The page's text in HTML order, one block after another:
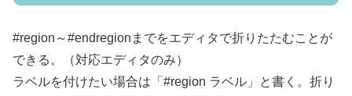
#region～#endregionまでをエディタで折りたたむことが
できる。（対応エディタのみ）
ラベルを付けたい場合は「#region ラベル」と書く。折り